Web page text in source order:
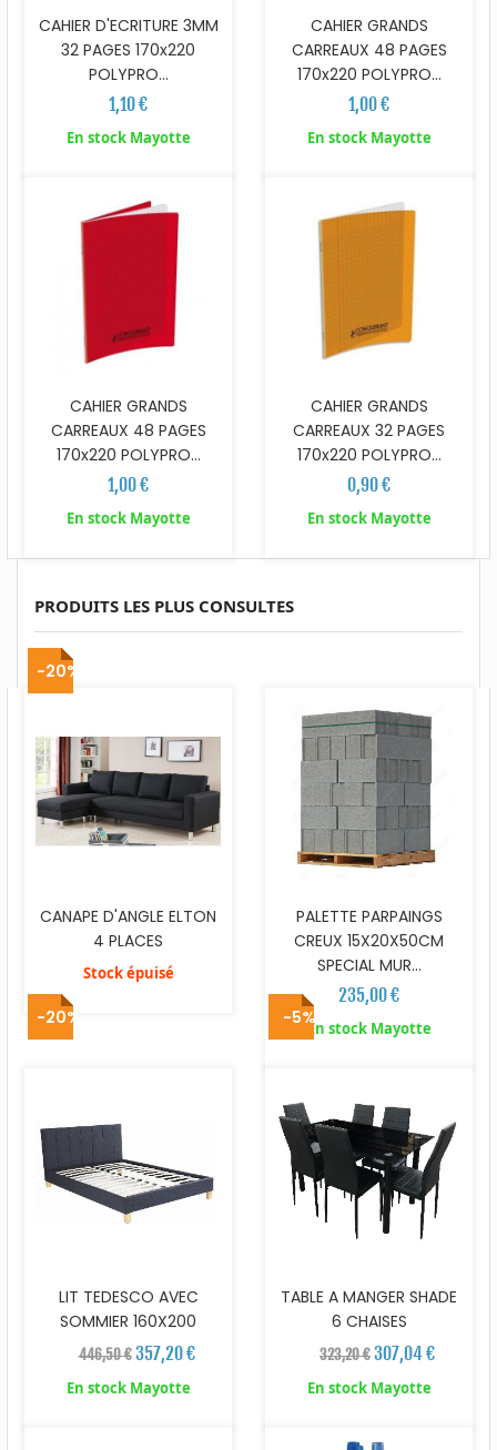
CAHIER D'ECRITURE 3MM
32 PAGES 170x220
POLYPRO...
1,10 €
En stock Mayotte
CAHIER GRANDS
CARREAUX 48 PAGES
170x220 POLYPRO...
1,00 €
En stock Mayotte
CAHIER GRANDS
CARREAUX 48 PAGES
170x220 POLYPRO...
1,00 €
En stock Mayotte
CAHIER GRANDS
CARREAUX 32 PAGES
170x220 POLYPRO...
0,90 €
En stock Mayotte
PRODUITS LES PLUS CONSULTES
-20%
CANAPE D'ANGLE ELTON
4 PLACES
Stock épuisé
PALETTE PARPAINGS
CREUX 15X20X50CM
SPECIAL MUR...
235,00 €
En stock Mayotte
-20%
LIT TEDESCO AVEC
SOMMIER 160X200
446,50 € 357,20 €
En stock Mayotte
-5%
TABLE A MANGER SHADE
6 CHAISES
323,20 €307,04 €
En stock Mayotte